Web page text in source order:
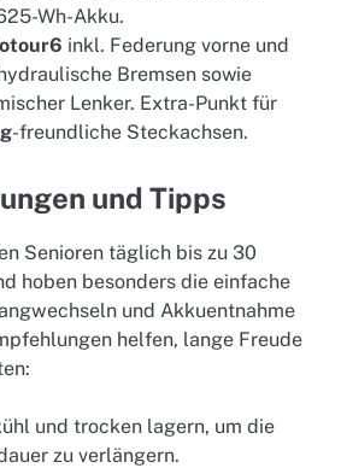
Wh-Akku.
inkl. Federung vorne und
Bremsen sowie
Lenker. Extra-Punkt für
-freundliche Steckachsen.
und Tipps
Senioren täglich bis zu 30
hoben besonders die einfache
und Akkuentnahme
helfen, lange Freude
und trocken lagern, um die
zu verlängern.